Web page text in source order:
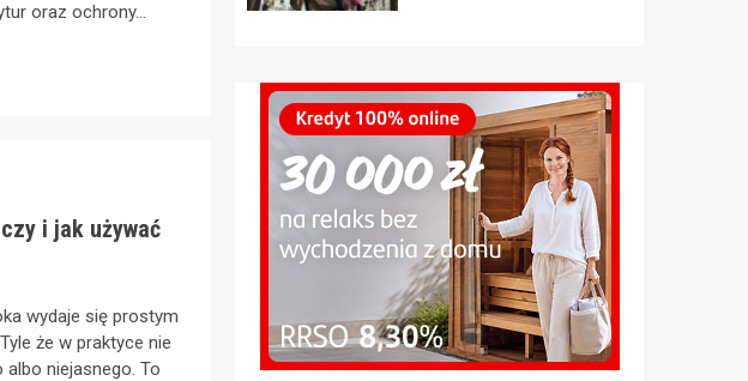
oraz ochrony...
i jak używać
wydaje się prostym
że w praktyce nie
niejasnego. To